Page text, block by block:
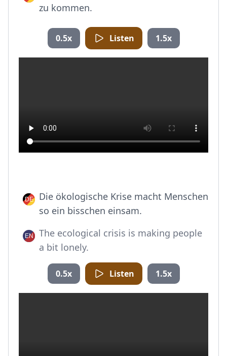
zu kommen.
0.5x Listen 1.5x
Die ökologische Krise macht Menschen
so ein bisschen einsam.
The ecological crisis is making people
a bit lonely.
0.5x Listen 1.5x